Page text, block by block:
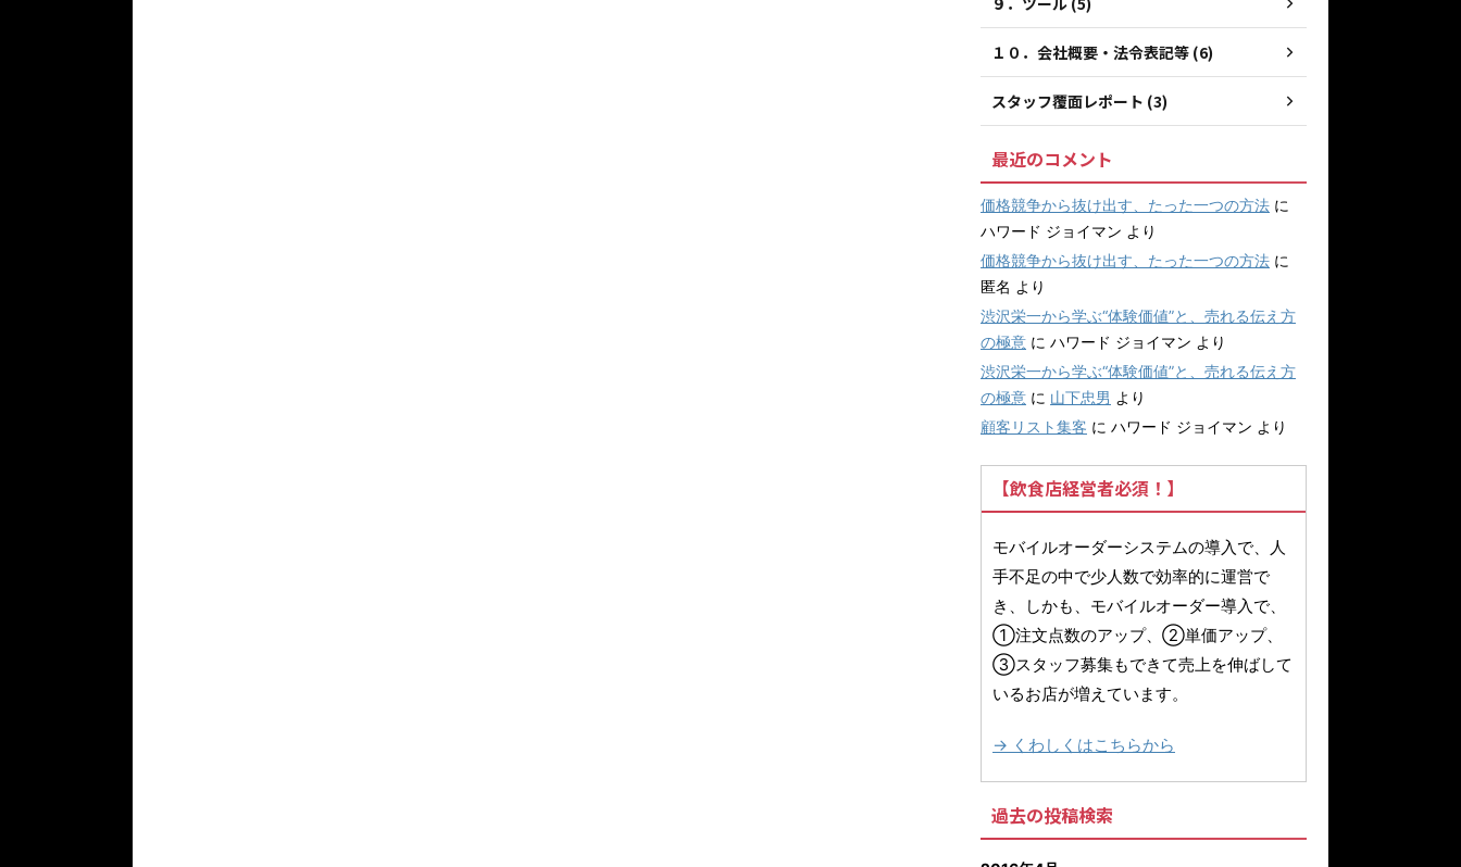
１０．会社概要・法令表記等 (6)
スタッフ覆面レポート (3)
最近のコメント
価格競争から抜け出す、たった一つの方法 に
ハワード ジョイマン より
価格競争から抜け出す、たった一つの方法 に
匿名 より
渋沢栄一から学ぶ“体験価値”と、売れる伝え方
の極意 に ハワード ジョイマン より
渋沢栄一から学ぶ“体験価値”と、売れる伝え方
の極意 に 山下忠男 より
顧客リスト集客 に ハワード ジョイマン より
【飲食店経営者必須！】
モバイルオーダーシステムの導入で、人
手不足の中で少人数で効率的に運営で
き、しかも、モバイルオーダー導入で、
①注文点数のアップ、②単価アップ、
③スタッフ募集もできて売上を伸ばして
いるお店が増えています。
→ くわしくはこちらから
過去の投稿検索